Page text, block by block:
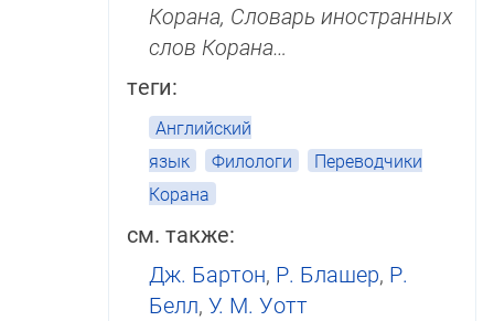
Корана, Словарь ино­стран­ных
слов Корана…
теги:
Английский
язык
Филологи
Переводчики
Корана
см. также:
Дж. Бартон, Р. Блашер, Р.
Белл, У. М. Уотт